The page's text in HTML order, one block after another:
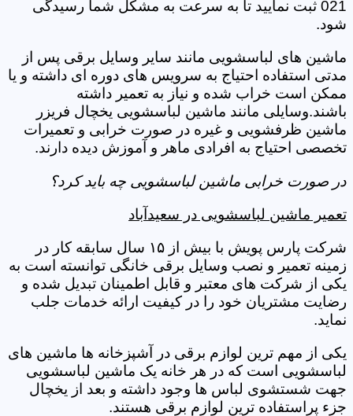
021 ثبت نمایید تا به سرعت به مشکل شما رسیدگی
شود.
ماشین های لباسشویی مانند سایر وسایل برقی پس از
مدتی استفاده احتیاج به سرویس های دوره ای داشته و یا
ممکن است خراب شده و نیاز به تعمیر داشته
باشند.وسایلی مانند ماشین لباسشویی یخچال فریزر
ماشین ظرفشویی و غیره در صورت خرابی و تعمیرات
تخصصی احتیاج به افرادی ماهر و آموزش دیده دارند.
در صورت خرابی ماشین لباسشویی چه باید کرد؟
تعمیر ماشین لباسشویی در سعیدآباد
شرکت پارس پویش با بیش از ۱۵ سال سابقه کار در
زمینه تعمیر و نصب وسایل برقی خانگی توانسته است به
یکی از شرکت های معتبر و قابل اطمینان تبدیل شده و
رضایت مشتریان خود را در کیفیت ارائه خدمات جلب
نماید.
یکی از مهم ترین لوازم برقی در آشپزخانه ها ماشین های
لباسشویی است که در هر خانه یک ماشین لباسشویی
جهت شستشوی لباس ها وجود داشته و بعد از یخچال
جزء پراستفاده ترین لوازم برقی هستند.